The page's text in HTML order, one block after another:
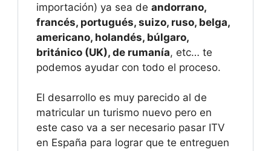
importación) ya sea de andorrano,
francés, portugués, suizo, ruso, belga,
americano, holandés, búlgaro,
británico (UK), de rumanía, etc… te
podemos ayudar con todo el proceso.
El desarrollo es muy parecido al de
matricular un turismo nuevo pero en
este caso va a ser necesario pasar ITV
en España para lograr que te entreguen